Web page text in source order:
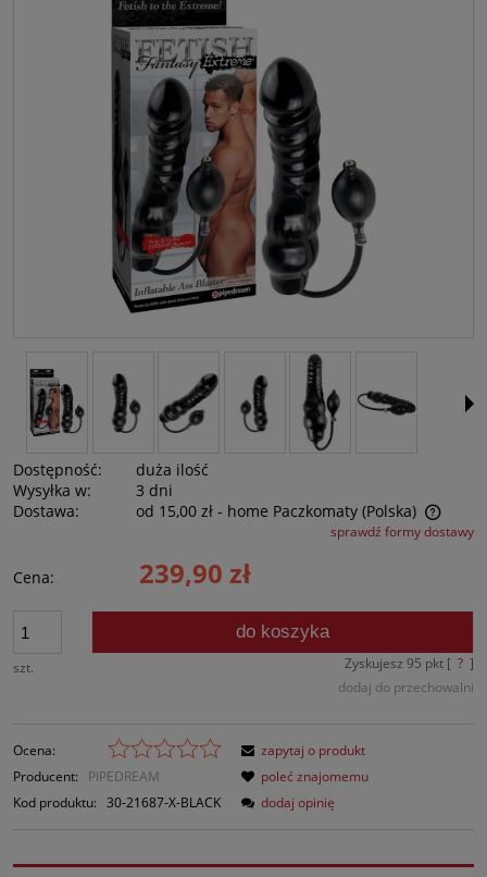
Dostępność:
duża ilość
Wysyłka w:
3 dni
Dostawa:
od 15,00 zł - home Paczkomaty (Polska)
Cena nie zawiera ewentualnych kosztów płatnościsprawdź formy dostawy
Cena: 239,90 zł
szt.
do koszyka
Zyskujesz 95 pkt [ ? ]
dodaj do przechowalni
Ocena:
Producent:
PIPEDREAM
Kod produktu: 30-21687-X-BLACK
zapytaj o produkt
poleć znajomemu
dodaj opinię